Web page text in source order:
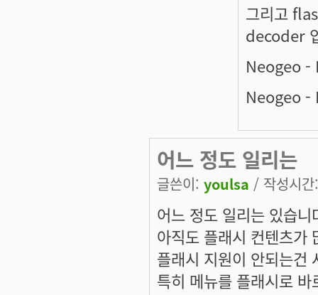
그리고
decoder
Neogeo
Neogeo
어느 정도 일리는
글쓴이: youlsa / 작성시
어느 정도 일리는 있습니
아직도 플래시 컨텐츠가
플래시 지원이 안되는건
특히 메뉴를 플래시로